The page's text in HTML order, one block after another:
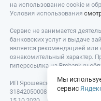
на использование cookie и
Условия использования
Сервис не занимается
банковских услуг и выдаче
является рекомендацией
ознакомительный характер.
гиперссылка на Brobank.ru
ИП Ярошевский Д.И. ИНН:
318420500081301.
Мы
сервис